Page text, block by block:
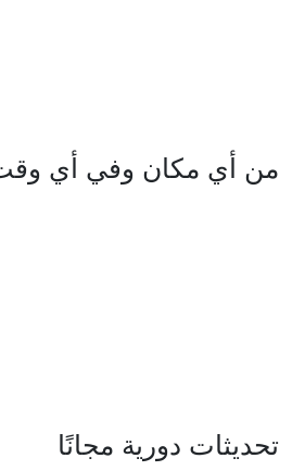
من أي مكانوفي أي وقت
تحديثاتدورية مجانًا